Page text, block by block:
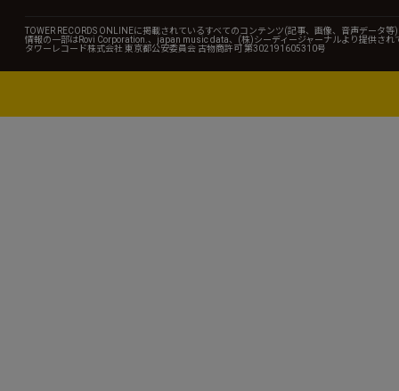
TOWER RECORDS ONLINEに掲載されているすべてのコンテンツ(記事、画像、音声デー
情報の一部はRovi Corporation.、japan music data、(株)シーディージャーナルより提供され
タワーレコード株式会社 東京都公安委員会 古物商許可 第302191605310号